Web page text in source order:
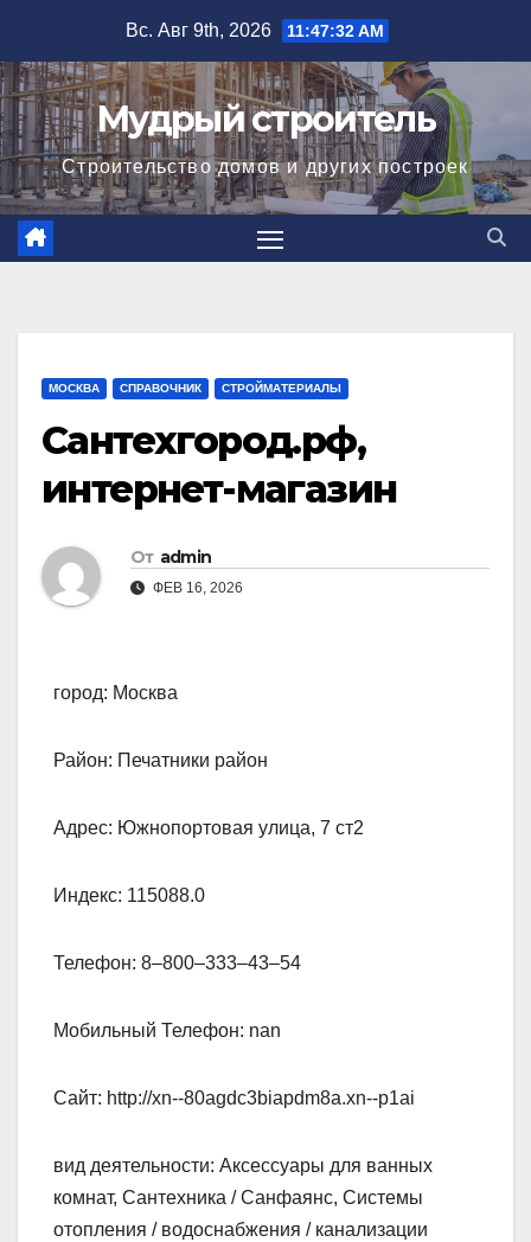
содержимому
Вс. Авг 9th, 2026 11:47:33 AM
Мудрый строитель
Строительство домов и других построек
МОСКВА СПРАВОЧНИК СТРОЙМАТЕРИАЛЫ
Сантехгород.рф,
интернет-магазин
От admin
ФЕВ 16, 2026
город: Москва
Район: Печатники район
Адрес: Южнопортовая улица, 7 ст2
Индекс: 115088.0
Телефон: 8‒800‒333‒43‒54
Мобильный Телефон: nan
Сайт: http://xn--80agdc3biapdm8a.xn--p1ai
вид деятельности: Аксессуары для ванных
комнат, Сантехника / Санфаянс, Системы
отопления / водоснабжения / канализации